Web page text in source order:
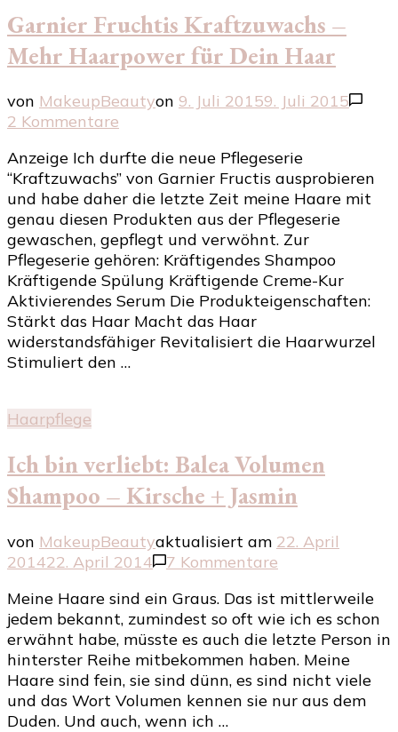
Garnier Fruchtis Kraftzuwachs –
Mehr Haarpower für Dein Haar
von MakeupBeautyon 9. Juli 20159. Juli 2015
2 Kommentare
Fruchtis
Kraftzuwachs
–
Mehr
Haarpower
für
Dein
Haar
Anzeige Ich durfte die neue Pflegeserie
“Kraftzuwachs” von Garnier Fructis ausprobieren
und habe daher die letzte Zeit meine Haare mit
genau diesen Produkten aus der Pflegeserie
gewaschen, gepflegt und verwöhnt. Zur
Pflegeserie gehören: Kräftigendes Shampoo
Kräftigende Spülung Kräftigende Creme-Kur
Aktivierendes Serum Die Produkteigenschaften:
Stärkt das Haar Macht das Haar
widerstandsfähiger Revitalisiert die Haarwurzel
Stimuliert den …
Haarpflege
Ich bin verliebt: Balea Volumen
Shampoo – Kirsche + Jasmin
von MakeupBeautyaktualisiert am 22. April
201422. April 2014 7 Kommentare
bin
verliebt:
Balea
Volumen
Shampoo
–
Meine Haare sind ein Graus. Das ist mittlerweile
jedem bekannt, zumindest so oft wie ich es schon
erwähnt habe, müsste es auch die letzte Person in
hinterster Reihe mitbekommen haben. Meine
Haare sind fein, sie sind dünn, es sind nicht viele
und das Wort Volumen kennen sie nur aus dem
Duden. Und auch, wenn ich …